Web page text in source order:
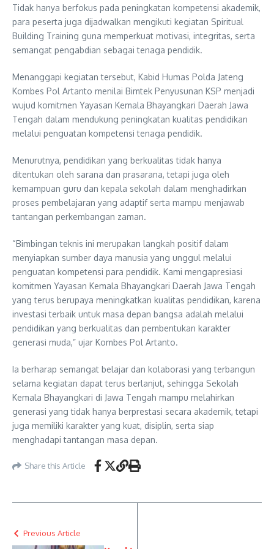
Tidak hanya berfokus pada peningkatan kompetensi akademik,
para peserta juga dijadwalkan mengikuti kegiatan Spiritual
Building Training guna memperkuat motivasi, integritas, serta
semangat pengabdian sebagai tenaga pendidik.
Menanggapi kegiatan tersebut, Kabid Humas Polda Jateng
Kombes Pol Artanto menilai Bimtek Penyusunan KSP menjadi
wujud komitmen Yayasan Kemala Bhayangkari Daerah Jawa
Tengah dalam mendukung peningkatan kualitas pendidikan
melalui penguatan kompetensi tenaga pendidik.
Menurutnya, pendidikan yang berkualitas tidak hanya
ditentukan oleh sarana dan prasarana, tetapi juga oleh
kemampuan guru dan kepala sekolah dalam menghadirkan
proses pembelajaran yang adaptif serta mampu menjawab
tantangan perkembangan zaman.
“Bimbingan teknis ini merupakan langkah positif dalam
menyiapkan sumber daya manusia yang unggul melalui
penguatan kompetensi para pendidik. Kami mengapresiasi
komitmen Yayasan Kemala Bhayangkari Daerah Jawa Tengah
yang terus berupaya meningkatkan kualitas pendidikan, karena
investasi terbaik untuk masa depan bangsa adalah melalui
pendidikan yang berkualitas dan pembentukan karakter
generasi muda,” ujar Kombes Pol Artanto.
Ia berharap semangat belajar dan kolaborasi yang terbangun
selama kegiatan dapat terus berlanjut, sehingga Sekolah
Kemala Bhayangkari di Jawa Tengah mampu melahirkan
generasi yang tidak hanya berprestasi secara akademik, tetapi
juga memiliki karakter yang kuat, disiplin, serta siap
menghadapi tantangan masa depan.
Share this Article
Previous Article